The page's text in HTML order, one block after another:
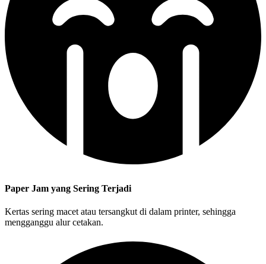
Paper Jam yang Sering Terjadi
Kertas sering macet atau tersangkut di dalam printer, sehingga
mengganggu alur cetakan.